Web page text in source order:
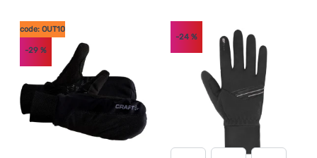
code: OUT10
-29 %
-24%